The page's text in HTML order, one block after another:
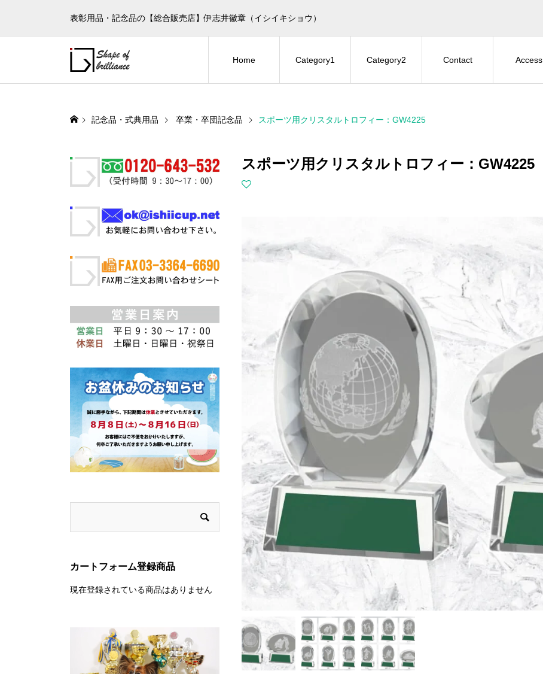
表彰用品・記念品の【総合販売店】伊志井徽章（イシイキショウ）
Home Category1 Category2 Contact Access
記念品・式典用品 卒業・卒団記念品 スポーツ用クリスタルトロフィー：GW4225
スポーツ用クリスタルトロフィー：GW4225
カートフォーム登録商品
現在登録されている商品はありません